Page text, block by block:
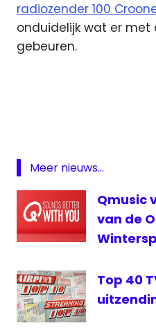
radiozender 100
onduidelijk wat er
gebeuren.
100Meer nieuws...
Qmusic
van de
Top 40